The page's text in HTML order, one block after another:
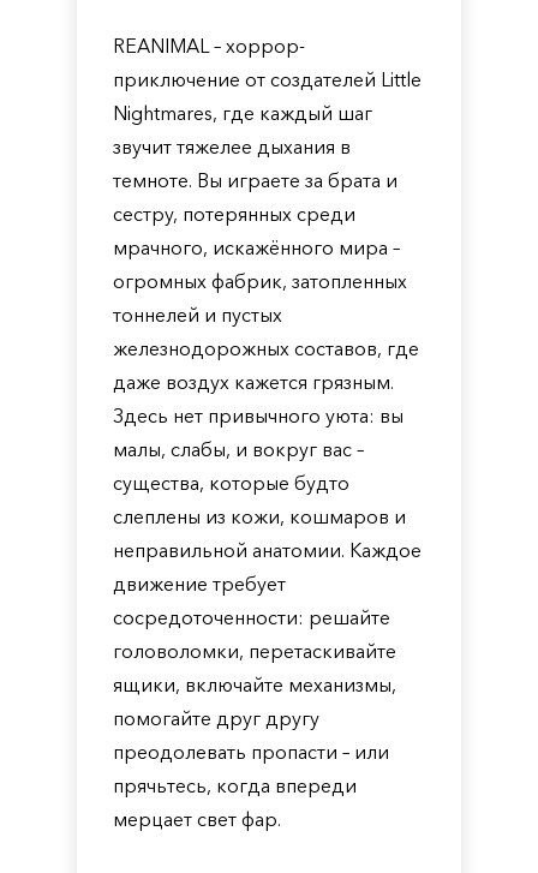
REANIMAL – хоррор-
приключение от создателей Little
Nightmares, где каждый шаг
звучит тяжелее дыхания в
темноте. Вы играете за брата и
сестру, потерянных среди
мрачного, искажённого мира –
огромных фабрик, затопленных
тоннелей и пустых
железнодорожных составов, где
даже воздух кажется грязным.
Здесь нет привычного уюта: вы
малы, слабы, и вокруг вас –
существа, которые будто
слеплены из кожи, кошмаров и
неправильной анатомии. Каждое
движение требует
сосредоточенности: решайте
головоломки, перетаскивайте
ящики, включайте механизмы,
помогайте друг другу
преодолевать пропасти – или
прячьтесь, когда впереди
мерцает свет фар.